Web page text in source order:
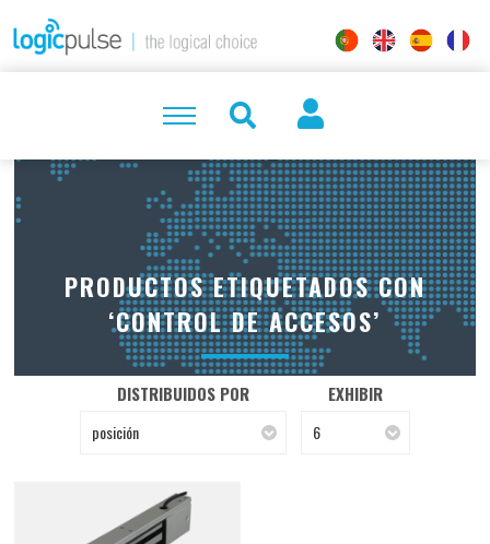
PRODUCTOS ETIQUETADOS CON
‘CONTROL DE ACCESOS’
DISTRIBUIDOS POR
posición
EXHIBIR
6